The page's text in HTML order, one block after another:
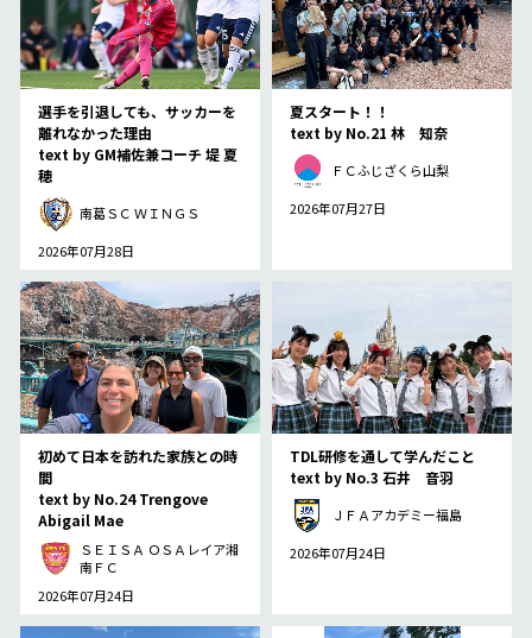
選手を引退しても、サッカーを
離れなかった理由
text by GM補佐兼コーチ 堤 夏
穂
南葛ＳＣ ＷＩＮＧＳ
2026年07月28日
夏スタート！！
text by No.21 林 知奈
ＦＣふじざくら山梨
2026年07月27日
初めて日本を訪れた家族との時
間
text by No.24 Trengove
Abigail Mae
ＳＥＩＳＡ ＯＳＡレイア湘
南ＦＣ
2026年07月24日
TDL研修を通して学んだこと
text by No.3 石井 音羽
ＪＦＡアカデミー福島
2026年07月24日